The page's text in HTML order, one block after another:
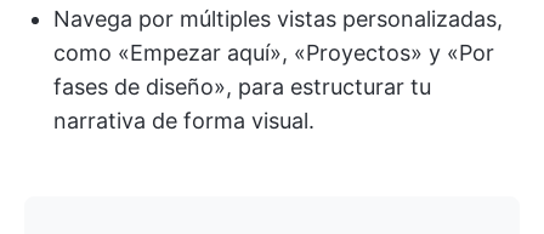
Navega por múltiples vistas personalizadas,
como «Empezar aquí», «Proyectos» y «Por
fases de diseño», para estructurar tu
narrativa de forma visual.